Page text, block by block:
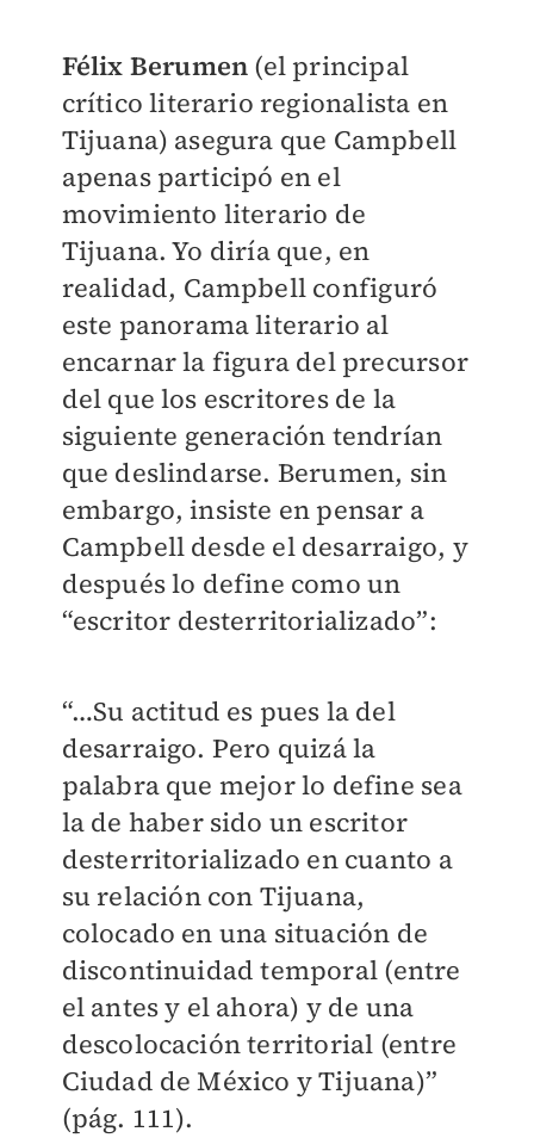
Félix Berumen (el principal
crítico literario regionalista en
Tijuana) asegura que Campbell
apenas participó en el
movimiento literario de
Tijuana. Yo diría que, en
realidad, Campbell configuró
este panorama literario al
encarnar la figura del precursor
del que los escritores de la
siguiente generación tendrían
que deslindarse. Berumen, sin
embargo, insiste en pensar a
Campbell desde el desarraigo, y
después lo define como un
“escritor desterritorializado”:
“…Su actitud es pues la del
desarraigo. Pero quizá la
palabra que mejor lo define sea
la de haber sido un escritor
desterritorializado en cuanto a
su relación con Tijuana,
colocado en una situación de
discontinuidad temporal (entre
el antes y el ahora) y de una
descolocación territorial (entre
Ciudad de México y Tijuana)”
(pág. 111).